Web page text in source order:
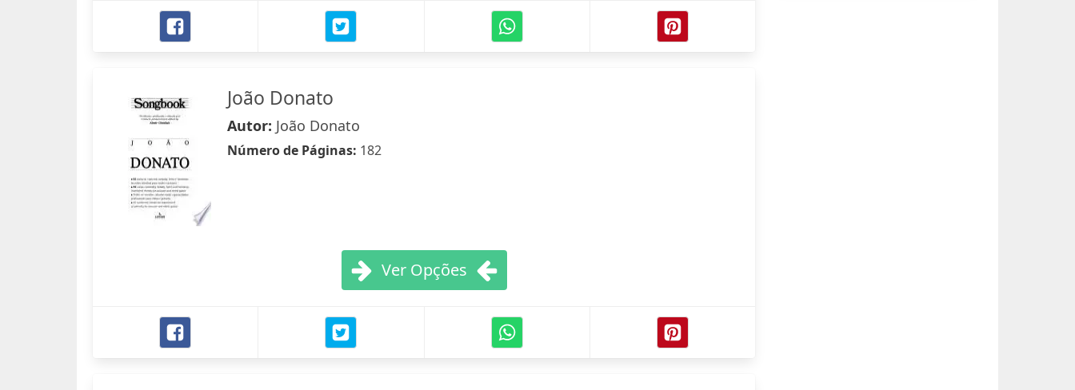
João Donato
Autor: João Donato
Número de Páginas: 182
Ver Opções